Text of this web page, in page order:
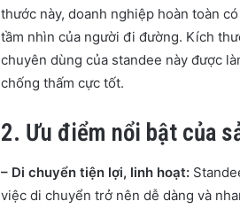
thước này, doanh nghiệp hoàn toàn
tầm nhìn của người đi đường. Kích
chuyên dùng của standee này được
chống thấm cực tốt.
2. Ưu điểm nổi bật của
– Di chuyển tiện lợi, linh hoạt:
việc di chuyển trở nên dễ dàng và